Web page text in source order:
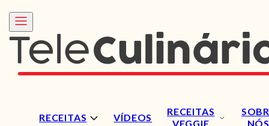
RECEITAS VÍDEOS
RECEITAS
VEGGIE
NÓS